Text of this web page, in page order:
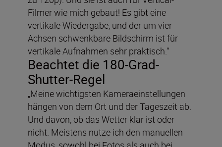
Filmer wie mich gebaut! Es gibt eine
vertikale Wiedergabe, und der um vier
Achsen schwenkbare Bildschirm ist für
vertikale Aufnahmen sehr praktisch.“
Beachtet die 180-Grad-
Shutter-Regel
„Meine wichtigsten Kameraeinstellungen
hängen von dem Ort und der Tageszeit ab.
Und davon, ob das Wetter klar ist oder
nicht. Meistens nutze ich den manuellen